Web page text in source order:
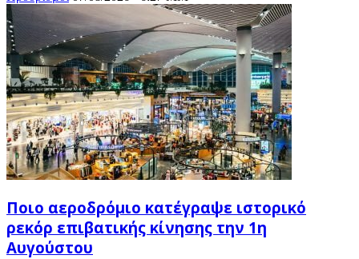
Ποιο αεροδρόμιο κατέγραψε ιστορικό
ρεκόρ επιβατικής κίνησης την 1η
Αυγούστου